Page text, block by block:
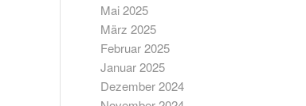
Mai 2025
März 2025
Februar 2025
Januar 2025
Dezember 2024